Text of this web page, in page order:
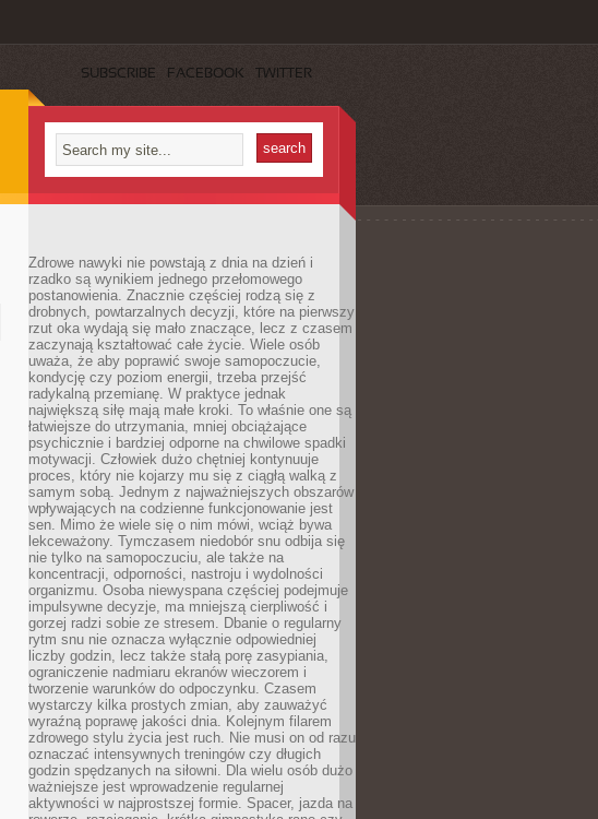
SUBSCRIBE FACEBOOK TWITTER
Zdrowe nawyki nie powstają z dnia na dzień i
rzadko są wynikiem jednego przełomowego
postanowienia. Znacznie częściej rodzą się z
drobnych, powtarzalnych decyzji, które na pierwszy
rzut oka wydają się mało znaczące, lecz z czasem
zaczynają kształtować całe życie. Wiele osób
uważa, że aby poprawić swoje samopoczucie,
kondycję czy poziom energii, trzeba przejść
radykalną przemianę. W praktyce jednak
największą siłę mają małe kroki. To właśnie one są
łatwiejsze do utrzymania, mniej obciążające
psychicznie i bardziej odporne na chwilowe spadki
motywacji. Człowiek dużo chętniej kontynuuje
proces, który nie kojarzy mu się z ciągłą walką z
samym sobą. Jednym z najważniejszych obszarów
wpływających na codzienne funkcjonowanie jest
sen. Mimo że wiele się o nim mówi, wciąż bywa
lekceważony. Tymczasem niedobór snu odbija się
nie tylko na samopoczuciu, ale także na
koncentracji, odporności, nastroju i wydolności
organizmu. Osoba niewyspana częściej podejmuje
impulsywne decyzje, ma mniejszą cierpliwość i
gorzej radzi sobie ze stresem. Dbanie o regularny
rytm snu nie oznacza wyłącznie odpowiedniej
liczby godzin, lecz także stałą porę zasypiania,
ograniczenie nadmiaru ekranów wieczorem i
tworzenie warunków do odpoczynku. Czasem
wystarczy kilka prostych zmian, aby zauważyć
wyraźną poprawę jakości dnia. Kolejnym filarem
zdrowego stylu życia jest ruch. Nie musi on od razu
oznaczać intensywnych treningów czy długich
godzin spędzanych na siłowni. Dla wielu osób dużo
ważniejsze jest wprowadzenie regularnej
aktywności w najprostszej formie. Spacer, jazda na